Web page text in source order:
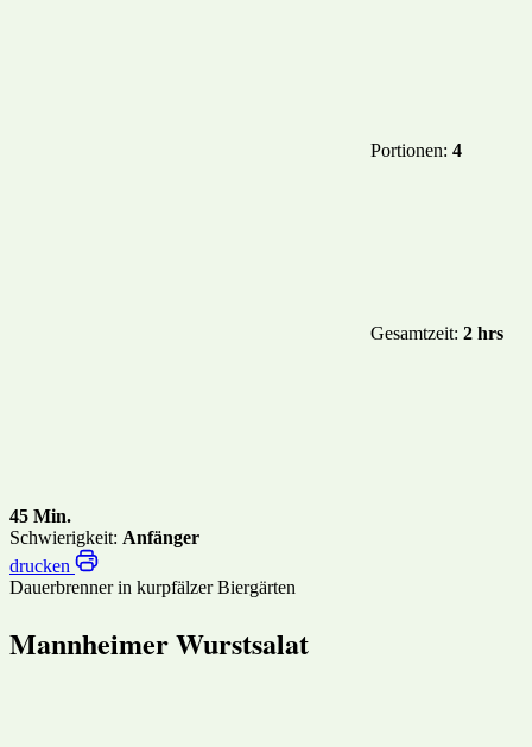
Portionen: 4
Gesamtzeit: 2 hrs
45 Min.
Schwierigkeit: Anfänger
drucken
Dauerbrenner in kurpfälzer Biergärten
Mannheimer Wurstsalat